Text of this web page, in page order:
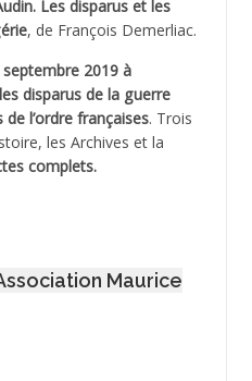
Les disparus et les
, de François Demerliac.
septembre 2019 à
disparus de la guerre
l’ordre françaises. Trois
les Archives et la
complets.
Maurice